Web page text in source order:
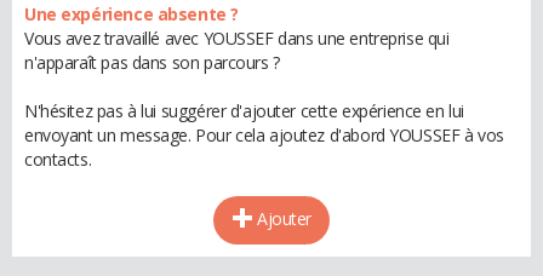
Une expérience absente ?
Vous avez travaillé avec YOUSSEF dans une entreprise qui
n'apparaît pas dans son parcours ?
N'hésitez pas à lui suggérer d'ajouter cette expérience en lui
envoyant un message. Pour cela ajoutez d'abord YOUSSEF à vos
contacts.
Ajouter